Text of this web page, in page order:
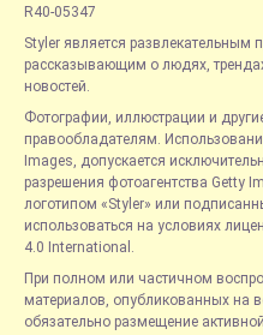
R40-05347
Styler является развлекательным
рассказывающим о людях,
новостей.
Фотографии, иллюстрации и
правообладателям.
Images, допускается
разрешения фотоагентства Getty
логотипом «Styler» или
использоваться на условиях
4.0 International.
При полном или частичном
материалов, опубликованных на
обязательно размещение